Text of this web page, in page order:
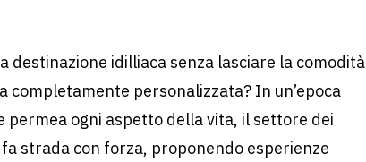
destinazione idilliaca senza lasciare la comodità
completamente personalizzata? In un’epoca
permea ogni aspetto della vita, il settore dei
fa strada con forza, proponendo esperienze